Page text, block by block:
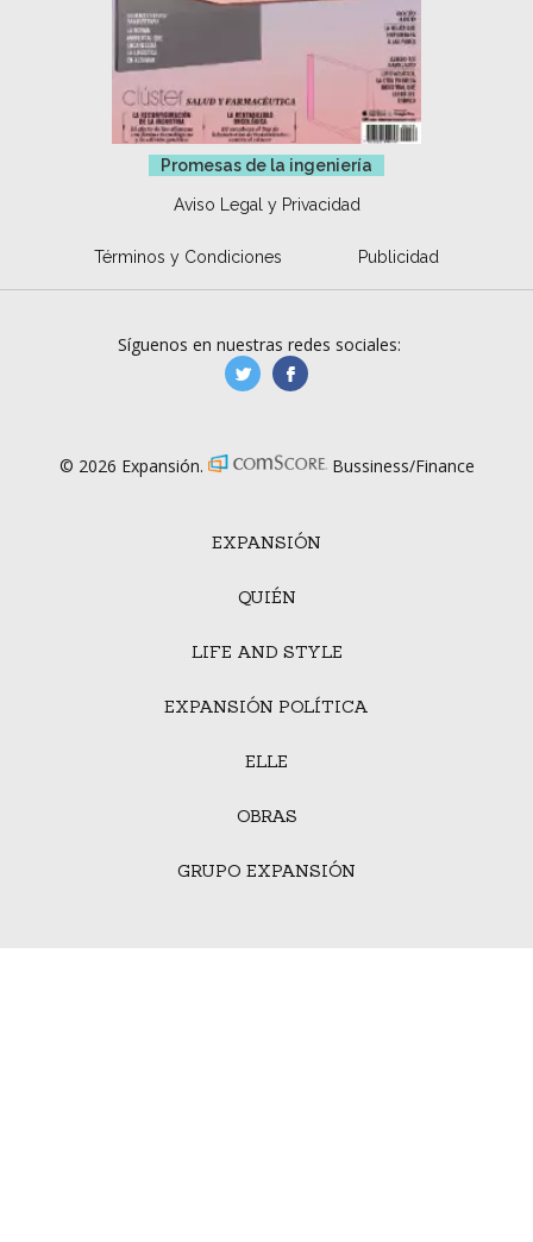
Promesas de la ingeniería
Aviso Legal y Privacidad
Términos y Condiciones Publicidad
EXPANSIÓN
QUIÉN
LIFE AND STYLE
EXPANSIÓN POLÍTICA
ELLE
OBRAS
GRUPO EXPANSIÓN
Síguenos en nuestras redes sociales:
manufacturaGE
© 2026 Expansión. Bussiness/Finance